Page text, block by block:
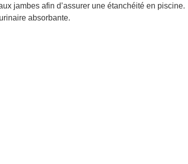
jambes afin d’assurer une étanchéité en piscine.
absorbante.